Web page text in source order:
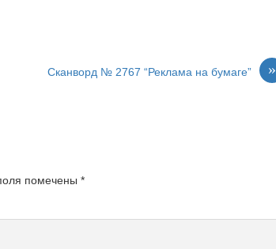
»
Сканворд № 2767 “Реклама на бумаге”
помечены*